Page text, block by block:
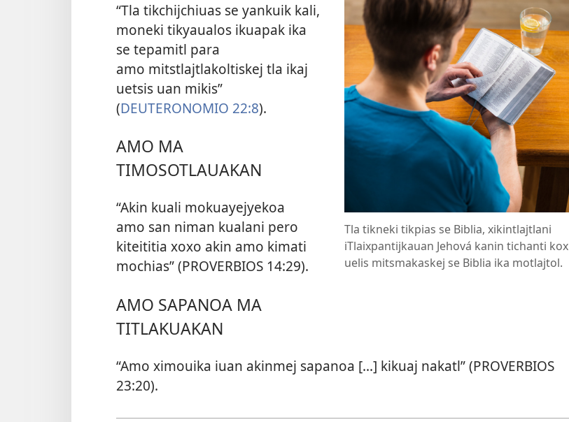
Tla tikneki tikpias se Biblia, xikintlajtlani
iTlaixpantijkauan Jehová kanin tichanti kox
uelis mitsmakaskej se Biblia ika motlajtol.
“Tla tikchijchiuas se yankuik kali,
moneki tikyaualos ikuapak ika
se tepamitl para
amo mitstlajtlakoltiskej tla ikaj
uetsis uan mikis”
(DEUTERONOMIO 22:8).
AMO MA
TIMOSOTLAUAKAN
“Akin kuali mokuayejyekoa
amo san niman kualani pero
kiteititia xoxo akin amo kimati
mochias” (PROVERBIOS 14:29).
AMO SAPANOA MA
TITLAKUAKAN
“Amo ximouika iuan akinmej sapanoa [...] kikuaj nakatl” (PROVERBIOS
23:20).